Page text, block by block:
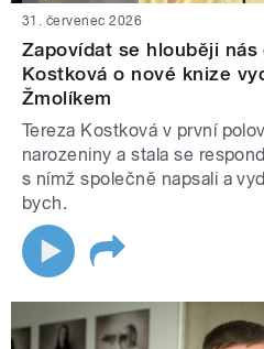
31. červenec 2026
Zapovídat se hlouběji nás
Kostková o nové knize
Žmolíkem
Tereza Kostková v první
narozeniny a stala se
s nímž společně napsali a
bych.